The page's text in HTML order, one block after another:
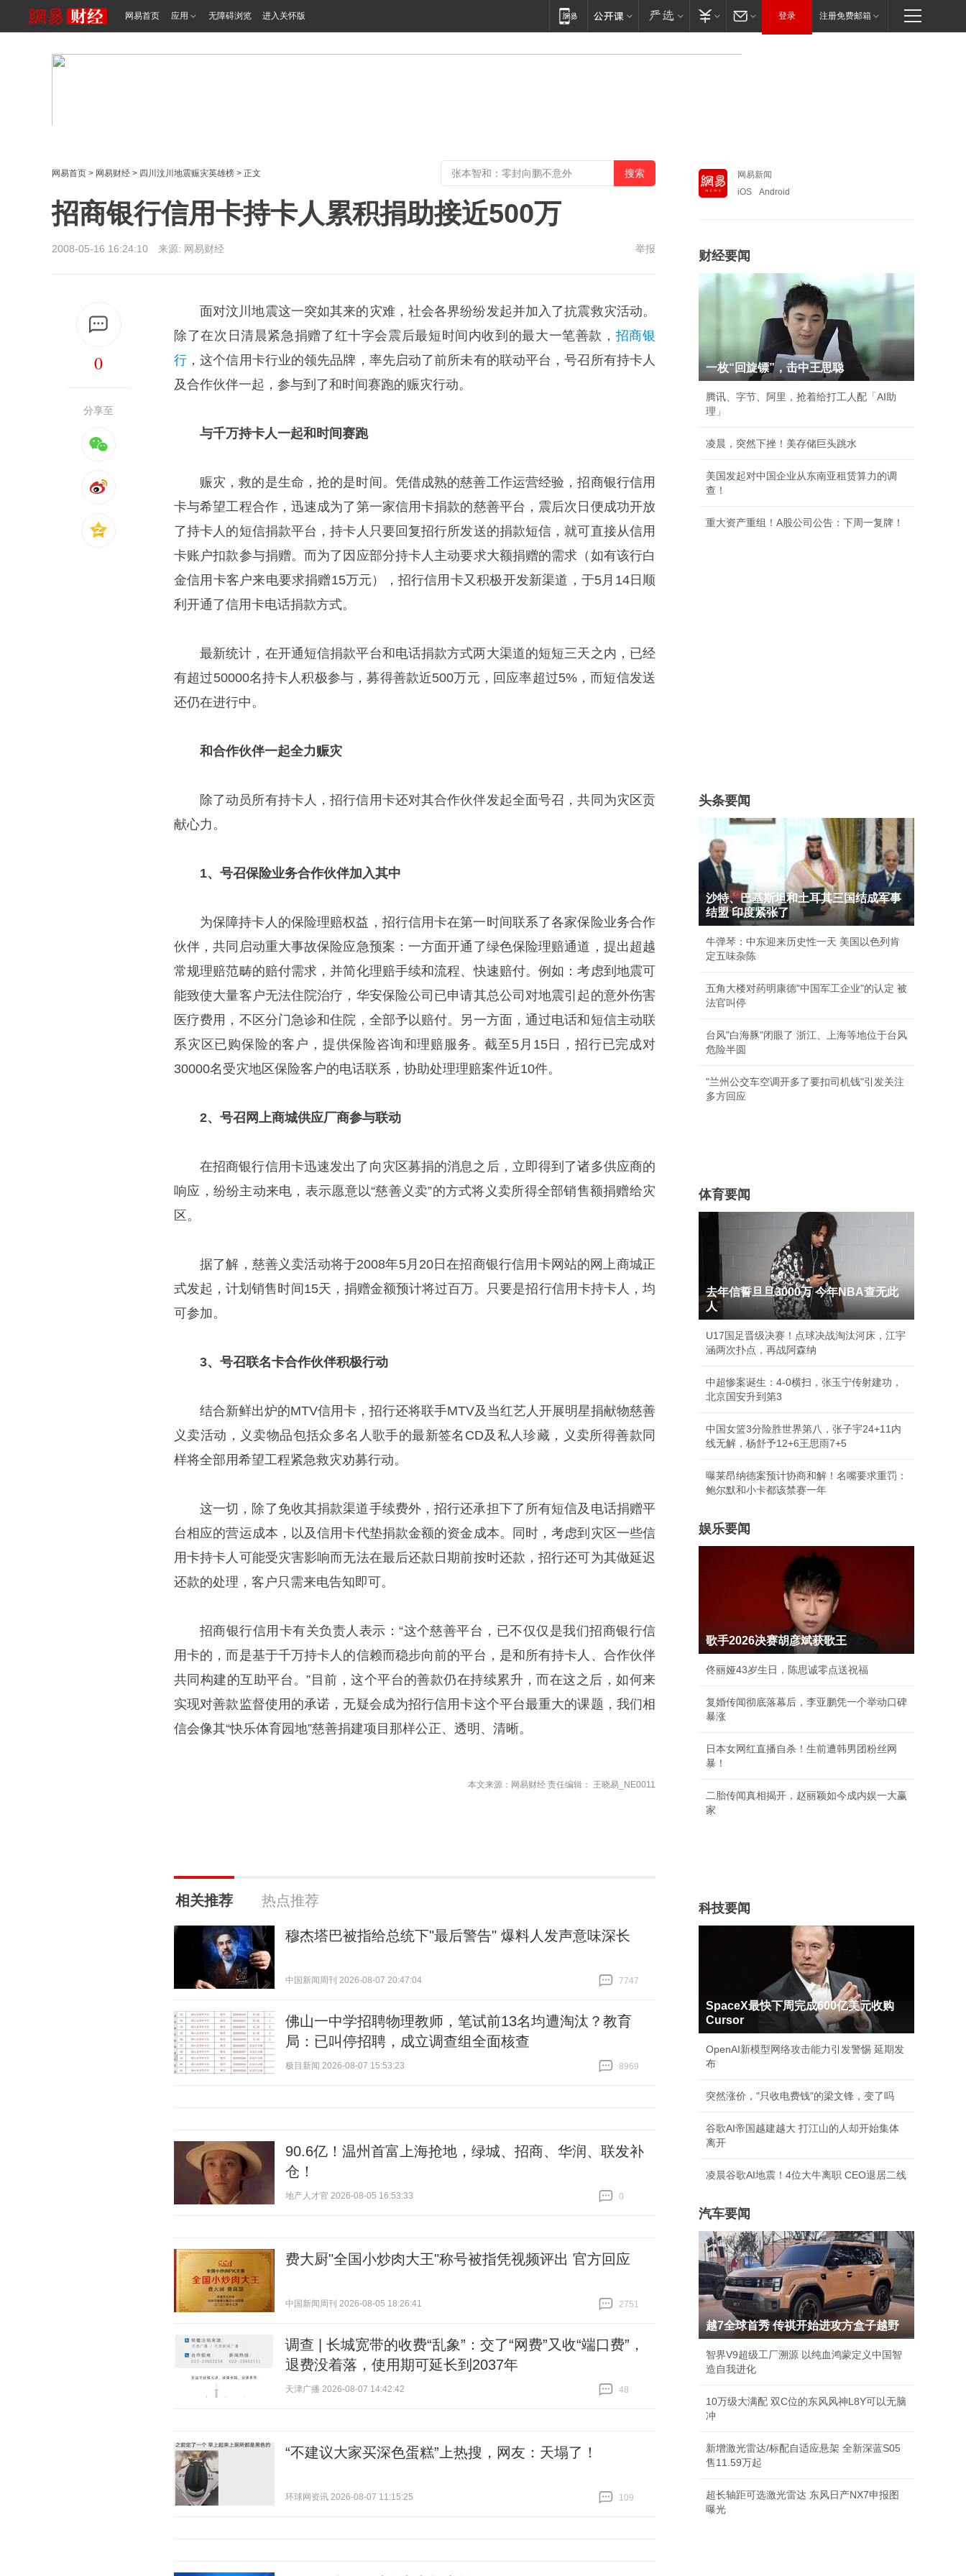
网易首页 应用 无障碍浏览 进入关怀版 登录 注册免费邮箱
网易首页 > 网易财经 > 四川汶川地震赈灾英雄榜 > 正文
招商银行信用卡持卡人累积捐助接近500万
2008-05-16 16:24:10 来源: 网易财经 举报
0
分享至
面对汶川地震这一突如其来的灾难，社会各界纷纷发起并加入了抗震救灾活动。
除了在次日清晨紧急捐赠了红十字会震后最短时间内收到的最大一笔善款， 招商银
行 ，这个信用卡行业的领先品牌，率先启动了前所未有的联动平台，号召所有持卡人
及合作伙伴一起，参与到了和时间赛跑的赈灾行动。
与千万持卡人一起和时间赛跑
赈灾，救的是生命，抢的是时间。凭借成熟的慈善工作运营经验，招商银行信用
卡与希望工程合作，迅速成为了第一家信用卡捐款的慈善平台，震后次日便成功开放
了持卡人的短信捐款平台，持卡人只要回复招行所发送的捐款短信，就可直接从信用
卡账户扣款参与捐赠。而为了因应部分持卡人主动要求大额捐赠的需求（如有该行白
金信用卡客户来电要求捐赠15万元），招行信用卡又积极开发新渠道，于5月14日顺
利开通了信用卡电话捐款方式。
最新统计，在开通短信捐款平台和电话捐款方式两大渠道的短短三天之内，已经
有超过50000名持卡人积极参与，募得善款近500万元，回应率超过5%，而短信发送
还仍在进行中。
和合作伙伴一起全力赈灾
除了动员所有持卡人，招行信用卡还对其合作伙伴发起全面号召，共同为灾区贡
献心力。
1、号召保险业务合作伙伴加入其中
为保障持卡人的保险理赔权益，招行信用卡在第一时间联系了各家保险业务合作
伙伴，共同启动重大事故保险应急预案：一方面开通了绿色保险理赔通道，提出超越
常规理赔范畴的赔付需求，并简化理赔手续和流程、快速赔付。例如：考虑到地震可
能致使大量客户无法住院治疗，华安保险公司已申请其总公司对地震引起的意外伤害
医疗费用，不区分门急诊和住院，全部予以赔付。另一方面，通过电话和短信主动联
系灾区已购保险的客户，提供保险咨询和理赔服务。截至5月15日，招行已完成对
30000名受灾地区保险客户的电话联系，协助处理理赔案件近10件。
2、号召网上商城供应厂商参与联动
在招商银行信用卡迅速发出了向灾区募捐的消息之后，立即得到了诸多供应商的
响应，纷纷主动来电，表示愿意以“慈善义卖”的方式将义卖所得全部销售额捐赠给灾
区。
据了解，慈善义卖活动将于2008年5月20日在招商银行信用卡网站的网上商城正
式发起，计划销售时间15天，捐赠金额预计将过百万。只要是招行信用卡持卡人，均
可参加。
3、号召联名卡合作伙伴积极行动
结合新鲜出炉的MTV信用卡，招行还将联手MTV及当红艺人开展明星捐献物慈善
义卖活动，义卖物品包括众多名人歌手的最新签名CD及私人珍藏，义卖所得善款同
样将全部用希望工程紧急救灾劝募行动。
这一切，除了免收其捐款渠道手续费外，招行还承担下了所有短信及电话捐赠平
台相应的营运成本，以及信用卡代垫捐款金额的资金成本。同时，考虑到灾区一些信
用卡持卡人可能受灾害影响而无法在最后还款日期前按时还款，招行还可为其做延迟
还款的处理，客户只需来电告知即可。
招商银行信用卡有关负责人表示：“这个慈善平台，已不仅仅是我们招商银行信
用卡的，而是基于千万持卡人的信赖而稳步向前的平台，是和所有持卡人、合作伙伴
共同构建的互助平台。”目前，这个平台的善款仍在持续累升，而在这之后，如何来
实现对善款监督使用的承诺，无疑会成为招行信用卡这个平台最重大的课题，我们相
信会像其“快乐体育园地”慈善捐建项目那样公正、透明、清晰。
本文来源：网易财经 责任编辑： 王晓易_NE0011
相关推荐 热点推荐
穆杰塔巴被指给总统下"最后警告" 爆料人发声意味深长
中国新闻周刊 2026-08-07 20:47:04
7747
佛山一中学招聘物理教师，笔试前13名均遭淘汰？教育
局：已叫停招聘，成立调查组全面核查
极目新闻 2026-08-07 15:53:23
8969
90.6亿！温州首富上海抢地，绿城、招商、华润、联发补
仓！
地产人才官 2026-08-05 16:53:33
0
费大厨"全国小炒肉大王"称号被指凭视频评出 官方回应
中国新闻周刊 2026-08-05 18:26:41
2751
调查 | 长城宽带的收费“乱象”：交了“网费”又收“端口费”，
退费没着落，使用期可延长到2037年
天津广播 2026-08-07 14:42:42
48
“不建议大家买深色蛋糕”上热搜，网友：天塌了！
环球网资讯 2026-08-07 11:15:25
109
网易新闻
iOS
Android
财经要闻
一枚“回旋镖”，击中王思聪
腾讯、字节、阿里，抢着给打工人配「AI助
理」
凌晨，突然下挫！美存储巨头跳水
美国发起对中国企业从东南亚租赁算力的调
查！
重大资产重组！A股公司公告：下周一复牌！
头条要闻
沙特、巴基斯坦和土耳其三国结成军事
结盟 印度紧张了
牛弹琴：中东迎来历史性一天 美国以色列肯
定五味杂陈
五角大楼对药明康德"中国军工企业"的认定 被
法官叫停
台风"白海豚"闭眼了 浙江、上海等地位于台风
危险半圆
"兰州公交车空调开多了要扣司机钱"引发关注
多方回应
体育要闻
去年信誓旦旦3000万 今年NBA查无此
人
U17国足晋级决赛！点球决战淘汰河床，江宇
涵两次扑点，再战阿森纳
中超惨案诞生：4-0横扫，张玉宁传射建功，
北京国安升到第3
中国女篮3分险胜世界第八，张子宇24+11内
线无解，杨舒予12+6王思雨7+5
曝莱昂纳德案预计协商和解！名嘴要求重罚：
鲍尔默和小卡都该禁赛一年
娱乐要闻
歌手2026决赛胡彦斌获歌王
佟丽娅43岁生日，陈思诚零点送祝福
复婚传闻彻底落幕后，李亚鹏凭一个举动口碑
暴涨
日本女网红直播自杀！生前遭韩男团粉丝网
暴！
二胎传闻真相揭开，赵丽颖如今成内娱一大赢
家
科技要闻
SpaceX最快下周完成600亿美元收购
Cursor
OpenAI新模型网络攻击能力引发警惕 延期发
布
突然涨价，"只收电费钱"的梁文锋，变了吗
谷歌AI帝国越建越大 打江山的人却开始集体
离开
凌晨谷歌AI地震！4位大牛离职 CEO退居二线
汽车要闻
越7全球首秀 传祺开始进攻方盒子越野
智界V9超级工厂溯源 以纯血鸿蒙定义中国智
造自我进化
10万级大满配 双C位的东风风神L8Y可以无脑
冲
新增激光雷达/标配自适应悬架 全新深蓝S05
售11.59万起
超长轴距可选激光雷达 东风日产NX7申报图
曝光